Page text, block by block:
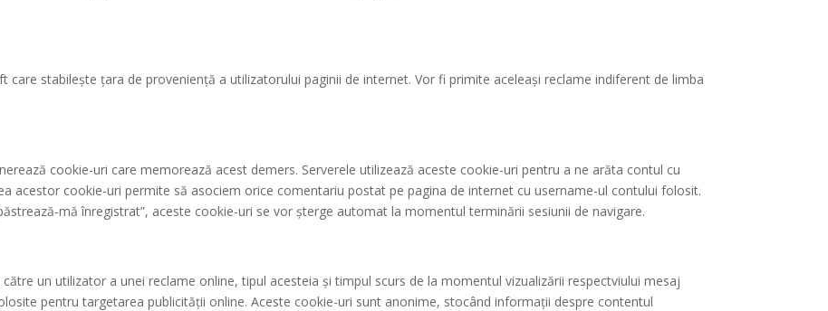
care stabilește țara de proveniență a utilizatorului paginii de internet. Vor fi primite aceleași reclame indiferent de limba
cookie-uri care memorează acest demers. Serverele utilizează aceste cookie-uri pentru a ne arăta contul cu
acestor cookie-uri permite să asociem orice comentariu postat pe pagina de internet cu username-ul contului folosit.
mă înregistrat”, aceste cookie-uri se vor șterge automat la momentul terminării sesiunii de navigare.
un utilizator a unei reclame online, tipul acesteia și timpul scurs de la momentul vizualizării respectviului mesaj
pentru targetarea publicității online. Aceste cookie-uri sunt anonime, stocând informații despre contentul